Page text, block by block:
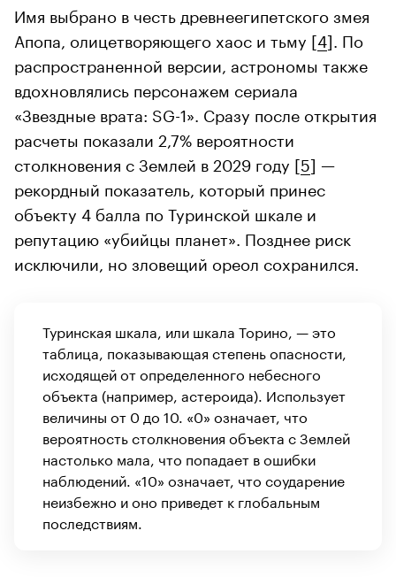
Имя выбрано в честь древнеегипетского змея
Апопа, олицетворяющего хаос и тьму [4]. По
распространенной версии, астрономы также
вдохновлялись персонажем сериала
«Звездные врата: SG-1». Сразу после открытия
расчеты показали 2,7% вероятности
столкновения с Землей в 2029 году [5] —
рекордный показатель, который принес
объекту 4 балла по Туринской шкале и
репутацию «убийцы планет». Позднее риск
исключили, но зловещий ореол сохранился.
Туринская шкала, или шкала Торино, — это
таблица, показывающая степень опасности,
исходящей от определенного небесного
объекта (например, астероида). Использует
величины от 0 до 10. «0» означает, что
вероятность столкновения объекта с Землей
настолько мала, что попадает в ошибки
наблюдений. «10» означает, что соударение
неизбежно и оно приведет к глобальным
последствиям.